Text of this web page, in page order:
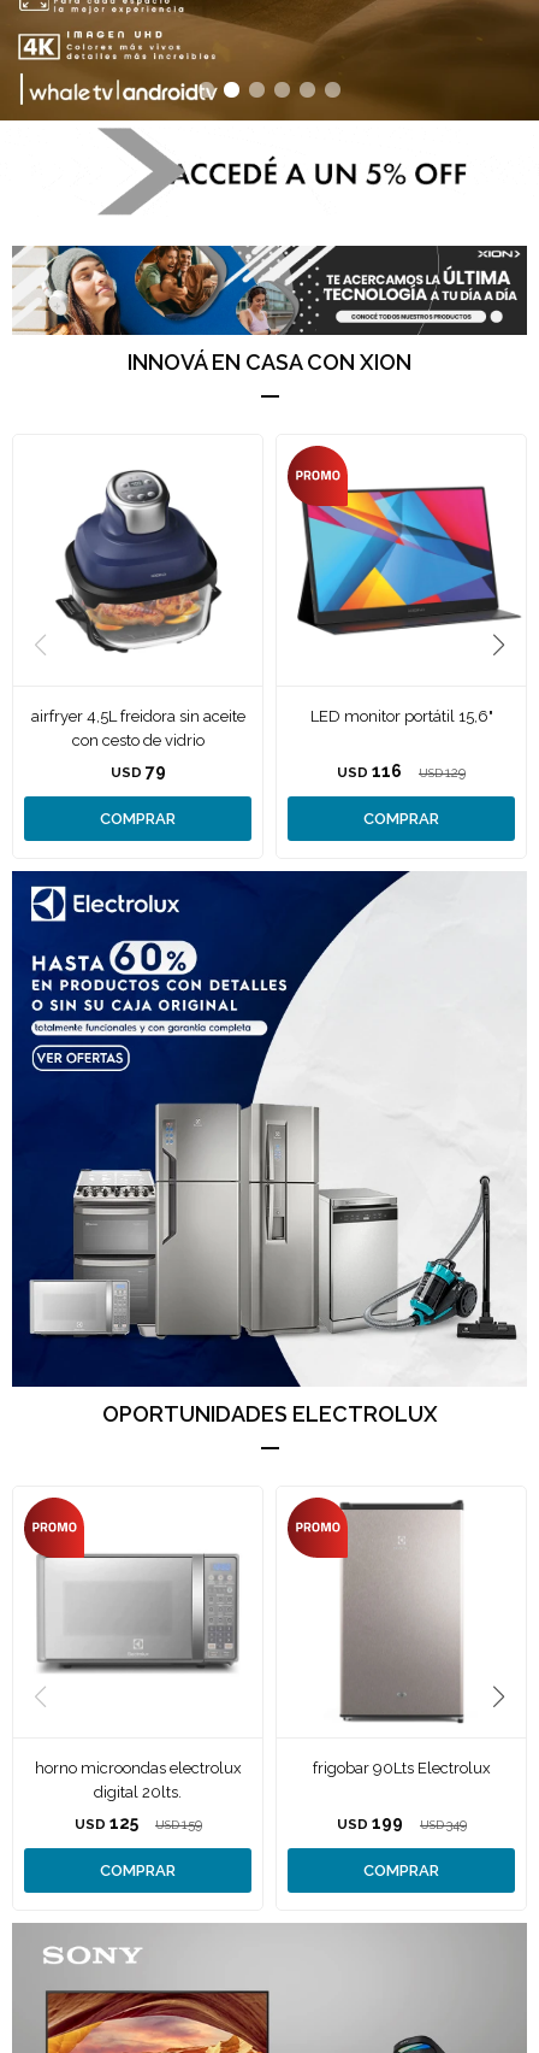
INNOVÁ EN CASA CON XION
airfryer 4,5L freidora sin aceite
con cesto de vidrio
USD 79
LED monitor portátil 15,6"
USD 116 USD 129
OPORTUNIDADES ELECTROLUX
horno microondas electrolux
digital 20lts.
USD 125 USD 159
frigobar 90Lts Electrolux
USD 199 USD 349